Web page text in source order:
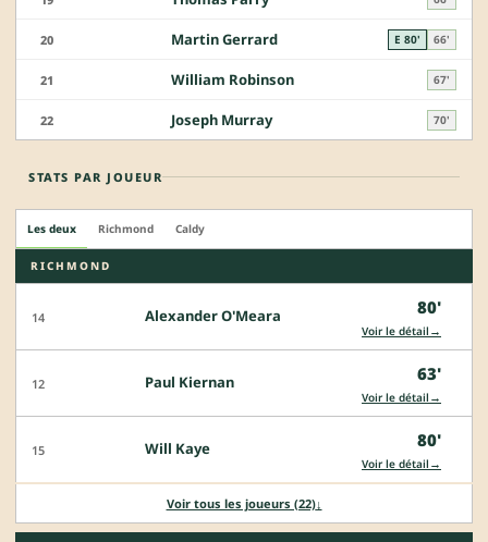
20 Martin Gerrard E 80' 66'
21 William Robinson 67'
22 Joseph Murray 70'
STATS PAR JOUEUR
Les deux Richmond Caldy
RICHMOND
14 Alexander O'Meara 80'
Voir le détail →
12 Paul Kiernan 63'
Voir le détail →
15 Will Kaye 80'
Voir le détail →
Voir tous les joueurs (22)↓